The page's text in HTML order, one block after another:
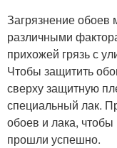
Загрязнение обоев
различными
прихожей грязь с
Чтобы защитить
сверху защитную
специальный лак.
обоев и лака,
прошли успешно.